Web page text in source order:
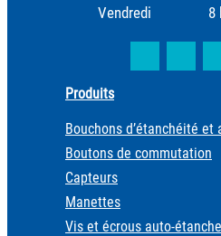
Vendredi
8
Produits
Bouchons d’étanchéité et
Boutons de commutation
Capteurs
Manettes
Vis et écrous auto-